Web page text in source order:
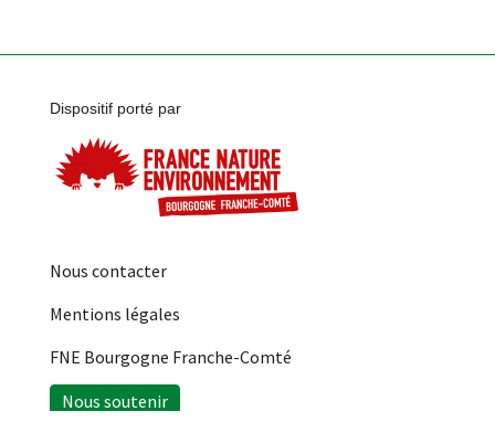
Dispositif porté par
Nous contacter
Mentions légales
FNE Bourgogne Franche-Comté
Nous soutenir